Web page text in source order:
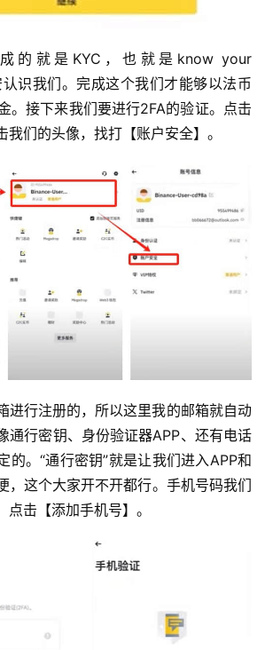
的就是KYC，也就是know your
识我们。完成这个我们才能够以法币
。接下来我们要进行2FA的验证。点击
我们的头像，找打【账户安全】。
进行注册的，所以这里我的邮箱就自动
通行密钥、身份验证器APP、还有电话
的。“通行密钥”就是让我们进入APP和
，这个大家开不开都行。手机号码我们
击【添加手机号】。